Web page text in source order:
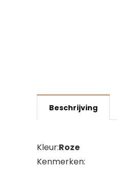
Beschrijving
Kleur:Roze
Kenmerken: